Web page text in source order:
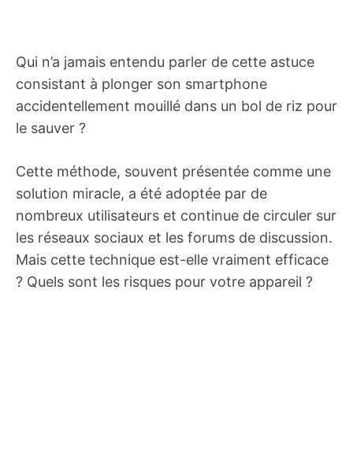
Qui n’a jamais entendu parler de cette astuce
consistant à plonger son smartphone
accidentellement mouillé dans un bol de riz pour
le sauver ?
Cette méthode, souvent présentée comme une
solution miracle, a été adoptée par de
nombreux utilisateurs et continue de circuler sur
les réseaux sociaux et les forums de discussion.
Mais cette technique est-elle vraiment efficace
? Quels sont les risques pour votre appareil ?